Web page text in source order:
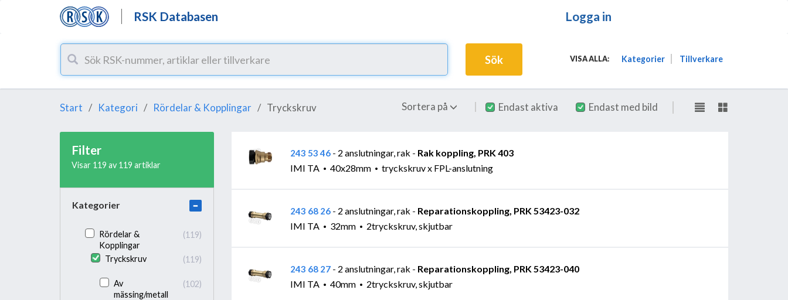
RSK Databasen Logga in
Sök VISA ALLA: Kategorier Tillverkare
Start Kategori Rördelar & Kopplingar Tryckskruv Sortera på Endast aktiva Endast med bild
Filter
Visar 119 av 119 artiklar
Kategorier
Rördelar &
Kopplingar
(119)
Tryckskruv (119)
Av
mässing/metall
(102)
243 53 46 - 2 anslutningar, rak - Rak koppling, PRK 403
IMI TA
40x28mm tryckskruv x FPL-anslutning
243 68 26 - 2 anslutningar, rak - Reparationskoppling, PRK 53423-032
IMI TA
32mm 2tryckskruv, skjutbar
243 68 27 - 2 anslutningar, rak - Reparationskoppling, PRK 53423-040
IMI TA
40mm 2tryckskruv, skjutbar